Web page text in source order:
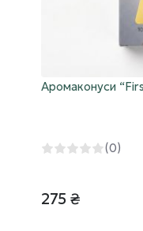
Аромаконуси
(0)
275 ₴